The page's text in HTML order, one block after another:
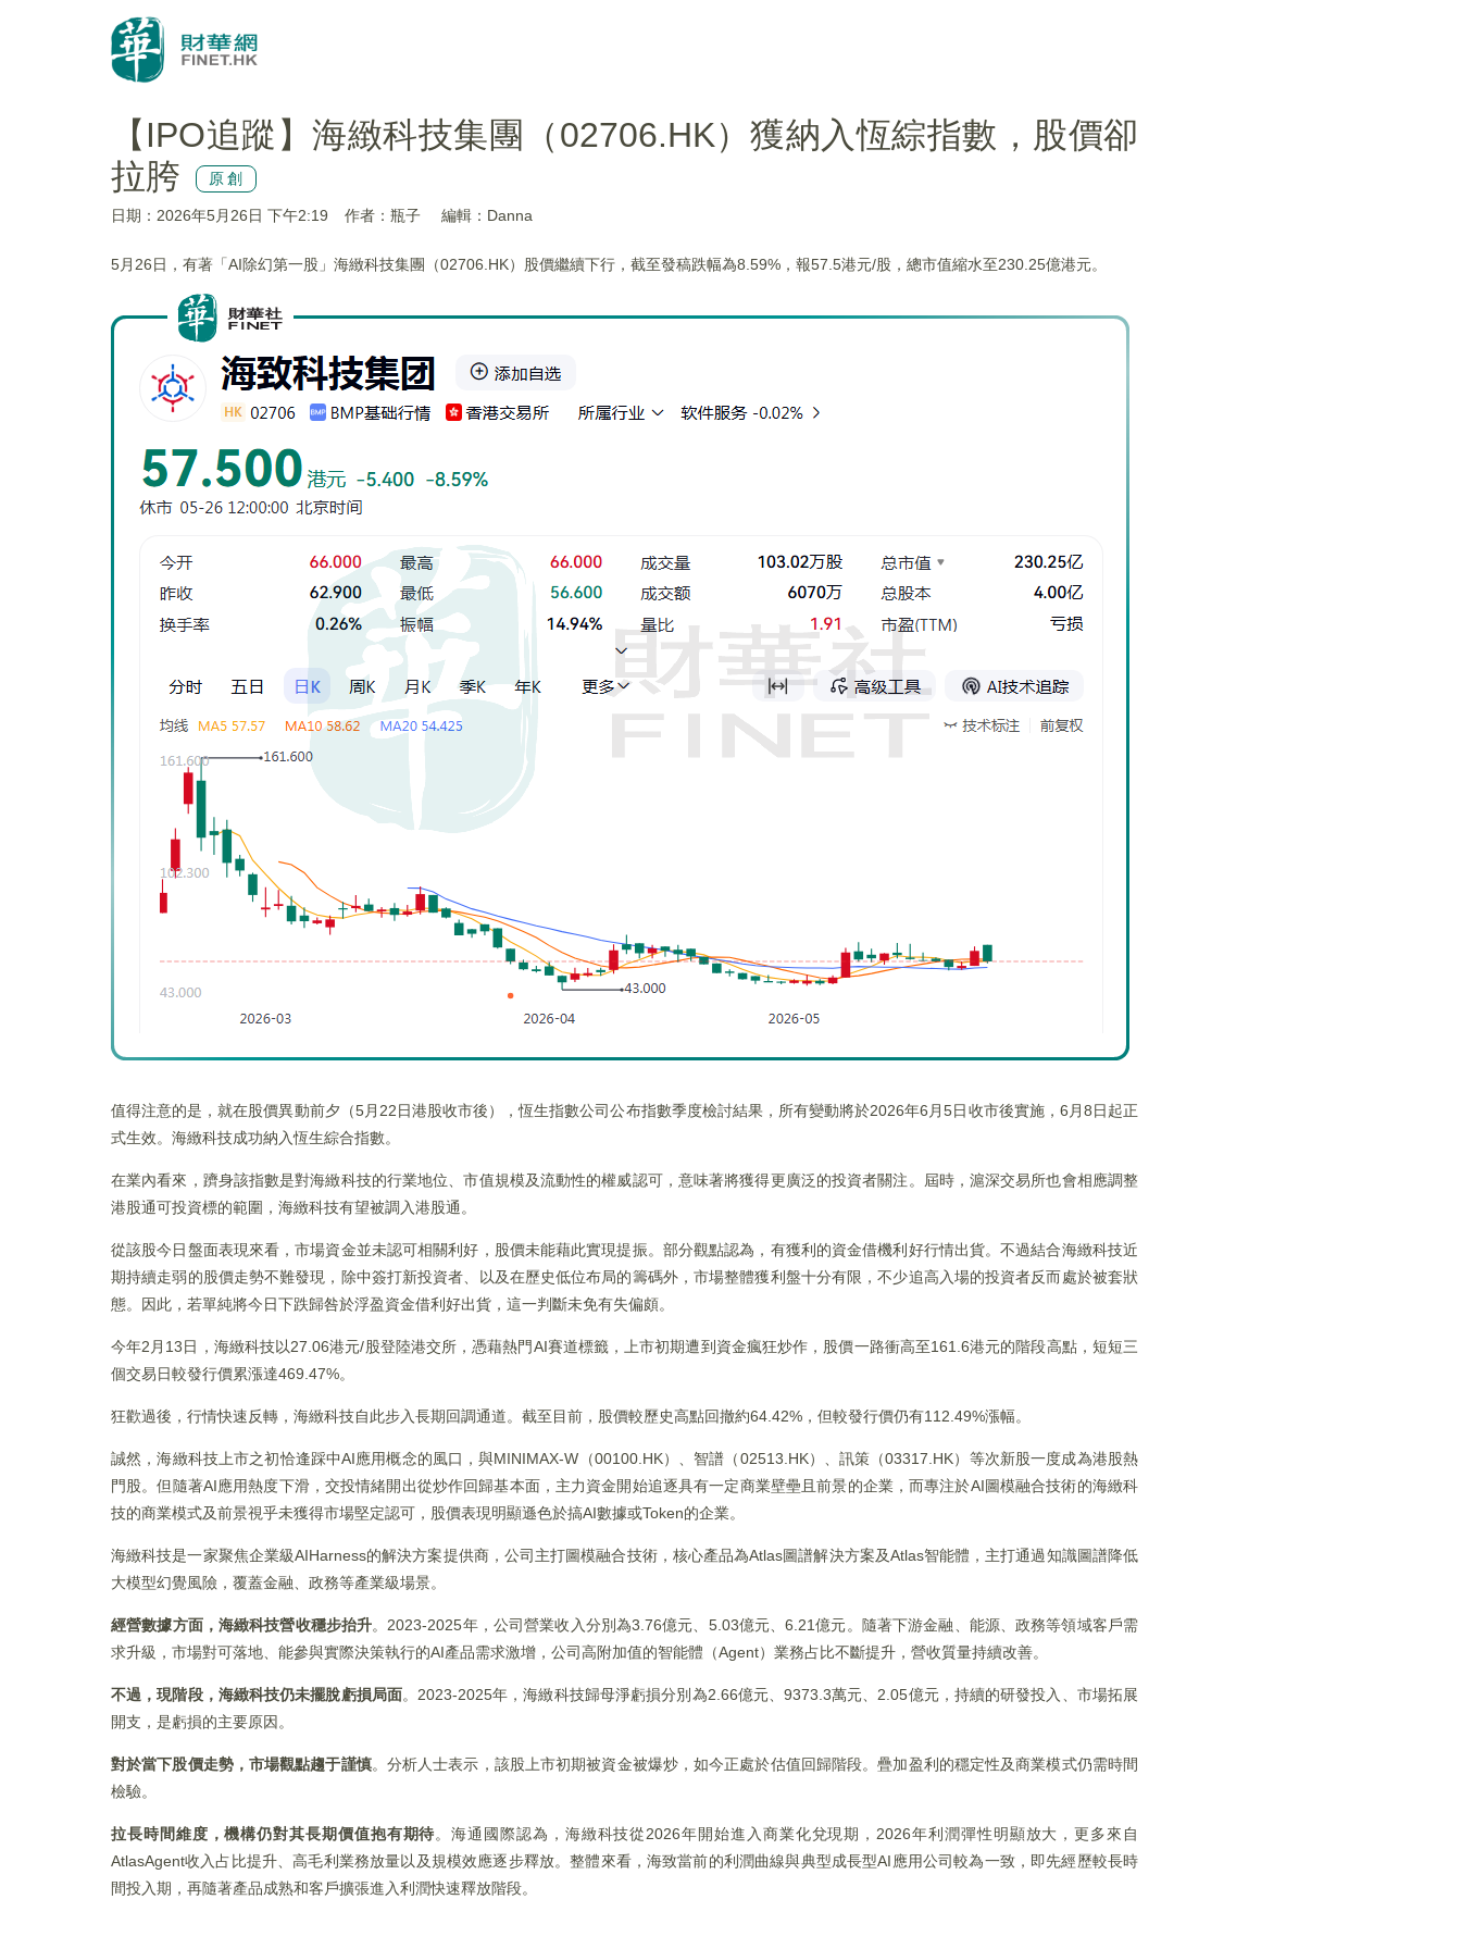
【IPO追蹤】海緻科技集團（02706.HK）獲納入恆綜指數，股價卻
拉胯
原創
日期：2026年5月26日 下午2:19 作者：瓶子 編輯：Danna
5月26日，有著「AI除幻第一股」海緻科技集團（02706.HK）股價繼續下行，截至發稿跌幅為8.59%，報57.5港元/股，總市值縮水至230.25億港元。
值得注意的是，就在股價異動前夕（5月22日港股收市後），恆生指數公司公布指數季度檢討結果，所有變動將於2026年6月5日收市後實施，6月8日起正
式生效。海緻科技成功納入恆生綜合指數。
在業內看來，躋身該指數是對海緻科技的行業地位、市值規模及流動性的權威認可，意味著將獲得更廣泛的投資者關注。屆時，滬深交易所也會相應調整
港股通可投資標的範圍，海緻科技有望被調入港股通。
從該股今日盤面表現來看，市場資金並未認可相關利好，股價未能藉此實現提振。部分觀點認為，有獲利的資金借機利好行情出貨。不過結合海緻科技近
期持續走弱的股價走勢不難發現，除中簽打新投資者、以及在歷史低位布局的籌碼外，市場整體獲利盤十分有限，不少追高入場的投資者反而處於被套狀
態。因此，若單純將今日下跌歸咎於浮盈資金借利好出貨，這一判斷未免有失偏頗。
今年2月13日，海緻科技以27.06港元/股登陸港交所，憑藉熱門AI賽道標籤，上市初期遭到資金瘋狂炒作，股價一路衝高至161.6港元的階段高點，短短三
個交易日較發行價累漲達469.47%。
狂歡過後，行情快速反轉，海緻科技自此步入長期回調通道。截至目前，股價較歷史高點回撤約64.42%，但較發行價仍有112.49%漲幅。
誠然，海緻科技上市之初恰逢踩中AI應用概念的風口，與MINIMAX-W（00100.HK）、智譜（02513.HK）、訊策（03317.HK）等次新股一度成為港股熱
門股。但隨著AI應用熱度下滑，交投情緒開出從炒作回歸基本面，主力資金開始追逐具有一定商業壁壘且前景的企業，而專注於AI圖模融合技術的海緻科
技的商業模式及前景視乎未獲得市場堅定認可，股價表現明顯遜色於搞AI數據或Token的企業。
海緻科技是一家聚焦企業級AIHarness的解決方案提供商，公司主打圖模融合技術，核心產品為Atlas圖譜解決方案及Atlas智能體，主打通過知識圖譜降低
大模型幻覺風險，覆蓋金融、政務等產業級場景。
經營數據方面，海緻科技營收穩步抬升。2023-2025年，公司營業收入分別為3.76億元、5.03億元、6.21億元。隨著下游金融、能源、政務等領域客戶需
求升級，市場對可落地、能參與實際決策執行的AI產品需求激增，公司高附加值的智能體（Agent）業務占比不斷提升，營收質量持續改善。
不過，現階段，海緻科技仍未擺脫虧損局面。2023-2025年，海緻科技歸母淨虧損分別為2.66億元、9373.3萬元、2.05億元，持續的研發投入、市場拓展
開支，是虧損的主要原因。
對於當下股價走勢，市場觀點趨于謹慎。分析人士表示，該股上市初期被資金被爆炒，如今正處於估值回歸階段。疊加盈利的穩定性及商業模式仍需時間
檢驗。
拉長時間維度，機構仍對其長期價值抱有期待。海通國際認為，海緻科技從2026年開始進入商業化兌現期，2026年利潤彈性明顯放大，更多來自
AtlasAgent收入占比提升、高毛利業務放量以及規模效應逐步釋放。整體來看，海致當前的利潤曲線與典型成長型AI應用公司較為一致，即先經歷較長時
間投入期，再隨著產品成熟和客戶擴張進入利潤快速釋放階段。